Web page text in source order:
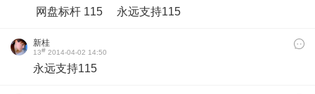
网盘标杆 115 永远支持115
新桂
13# 2014-04-02 14:50
永远支持115